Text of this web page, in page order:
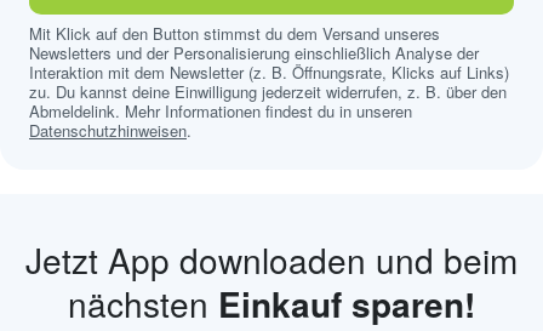
Mit Klick auf den Button stimmst du dem Versand unseres
Newsletters und der Personalisierung einschließlich Analyse der
Interaktion mit dem Newsletter (z. B. Öffnungsrate, Klicks auf Links)
zu. Du kannst deine Einwilligung jederzeit widerrufen, z. B. über den
Abmeldelink. Mehr Informationen findest du in unseren
Datenschutzhinweisen.
Jetzt App downloaden und beim
nächsten Einkauf sparen!